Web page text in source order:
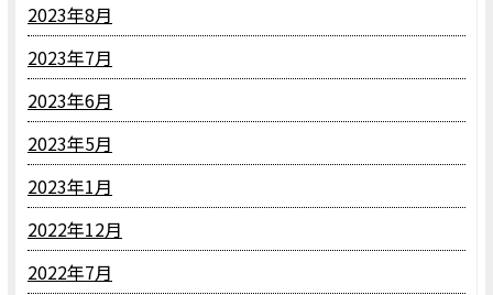
2023年8月
2023年7月
2023年6月
2023年5月
2023年1月
2022年12月
2022年7月